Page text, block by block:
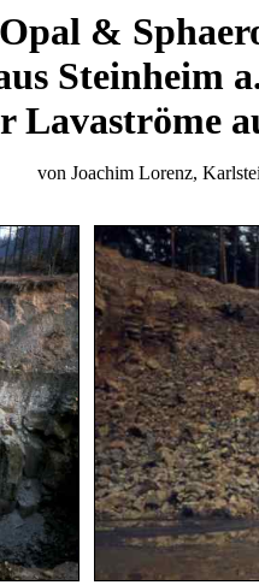
Opal &
Steinheim
Lavaströme
von Joachim Lorenz,